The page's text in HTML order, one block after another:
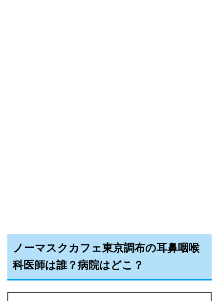
ノーマスクカフェ東京調布の耳鼻咽喉
科医師は誰？病院はどこ？